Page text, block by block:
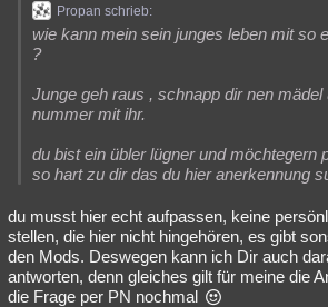
Propan schrieb:
wie kann mein sein junges leben mit so
?
Junge geh raus , schnapp dir nen mädel
nummer mit ihr.
du bist ein übler lügner und möchtegern
so hart zu dir das du hier anerkennung
du musst hier echt aufpassen, keine
stellen, die hier nicht hingehören, es gibt
den Mods. Deswegen kann ich Dir auch
antworten, denn gleiches gilt für meine die
die Frage per PN nochmal